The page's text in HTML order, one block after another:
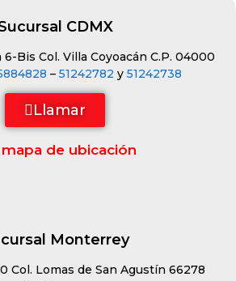
CDMX
Bis Col. Villa Coyoacán C.P. 04000
– 51242782 y 51242738
Llamar
de ubicación
Monterrey
Col. Lomas de San Agustín 66278